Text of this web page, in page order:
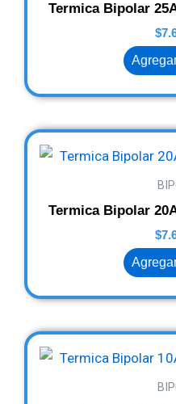
Termica Bipolar
$
Termica Bipolar
$